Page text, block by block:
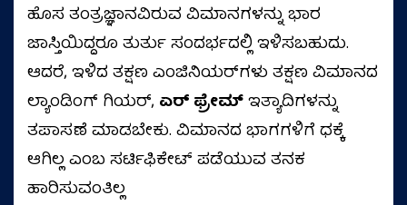
ಹೊಸ ತಂತ್ರಜ್ಞಾನವಿರುವ ವಿಮಾನಗಳನ್ನು ಭಾರ
ಜಾಸ್ತಿಯಿದ್ದರೂ ತುರ್ತು ಸಂದರ್ಭದಲ್ಲಿ ಇಳಿಸಬಹುದು.
ಆದರೆ, ಇಳಿದ ತಕ್ಷಣ ಎಂಜಿನಿಯರ್‌ಗಳು ತಕ್ಷಣ ವಿಮಾನದ
ಲ್ಯಾಂಡಿಂಗ್ ಗಿಯರ್, ಏರ್ ಫ್ರೇಮ್ಇತ್ಯಾದಿಗಳನ್ನು
ತಪಾಸಣೆ ಮಾಡಬೇಕು. ವಿಮಾನದ ಭಾಗಗಳಿಗೆ ಧಕ್ಕೆ
ಆಗಿಲ್ಲ ಎಂಬ ಸರ್ಟಿಫಿಕೇಟ್ ಪಡೆಯುವ ತನಕ
ಹಾರಿಸುವಂತಿಲ್ಲ